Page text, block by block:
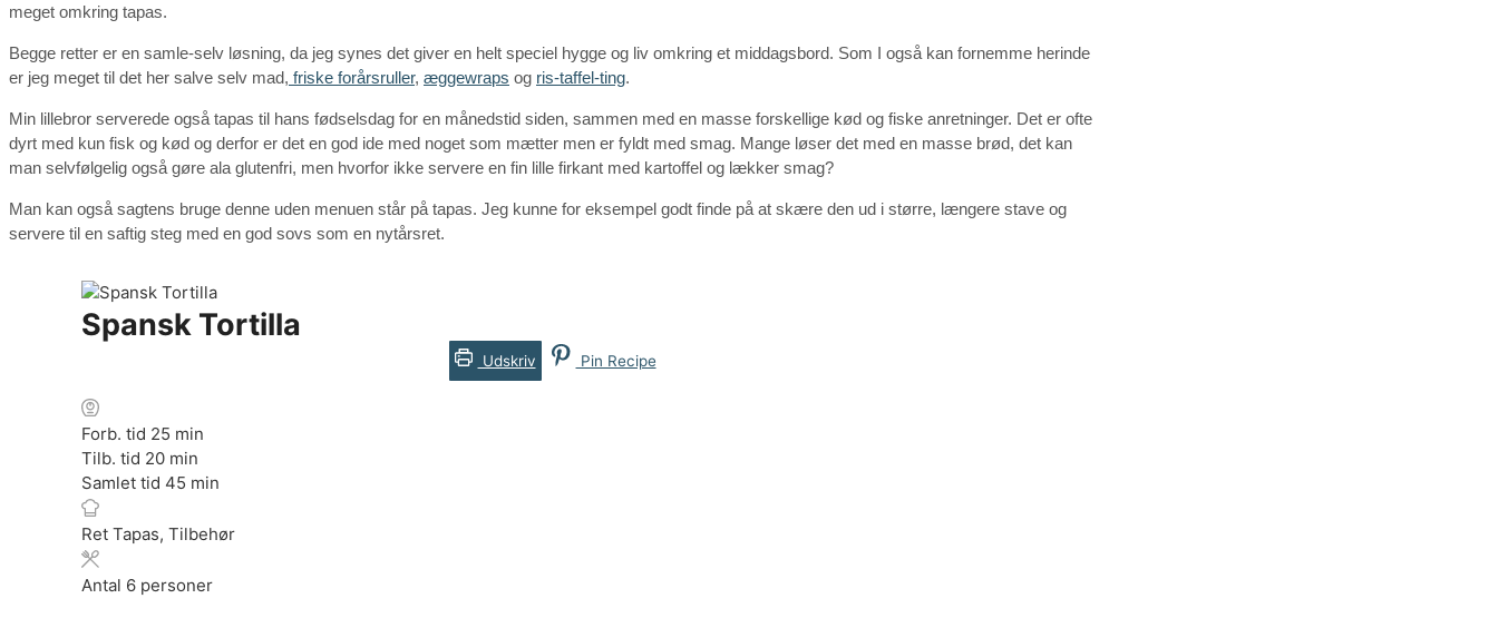
meget omkring tapas.
Begge retter er en samle-selv løsning, da jeg synes det giver en helt speciel hygge og liv omkring et middagsbord. Som I også kan fornemme herinde
er jeg meget til det her salve selv mad, friske forårsruller, æggewraps og ris-taffel-ting.
Min lillebror serverede også tapas til hans fødselsdag for en månedstid siden, sammen med en masse forskellige kød og fiske anretninger. Det er ofte
dyrt med kun fisk og kød og derfor er det en god ide med noget som mætter men er fyldt med smag. Mange løser det med en masse brød, det kan
man selvfølgelig også gøre ala glutenfri, men hvorfor ikke servere en fin lille firkant med kartoffel og lækker smag?
Man kan også sagtens bruge denne uden menuen står på tapas. Jeg kunne for eksempel godt finde på at skære den ud i større, længere stave og
servere til en saftig steg med en god sovs som en nytårsret.
Spansk Tortilla
Udskriv Pin Recipe
Forb. tid 25 minutter
min
Tilb. tid 20minutter
min
Samlet tid 45 minutter
min
Ret Tapas, Tilbehør
Antal 6 personer